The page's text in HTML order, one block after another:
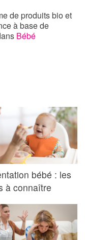
de produits bio et
à base de
Bébé
bébé : les
à connaître